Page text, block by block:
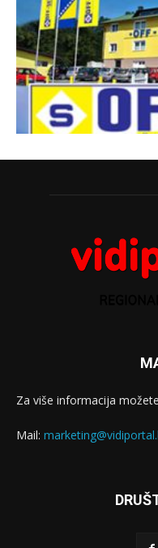
Za više informacija
Mail: